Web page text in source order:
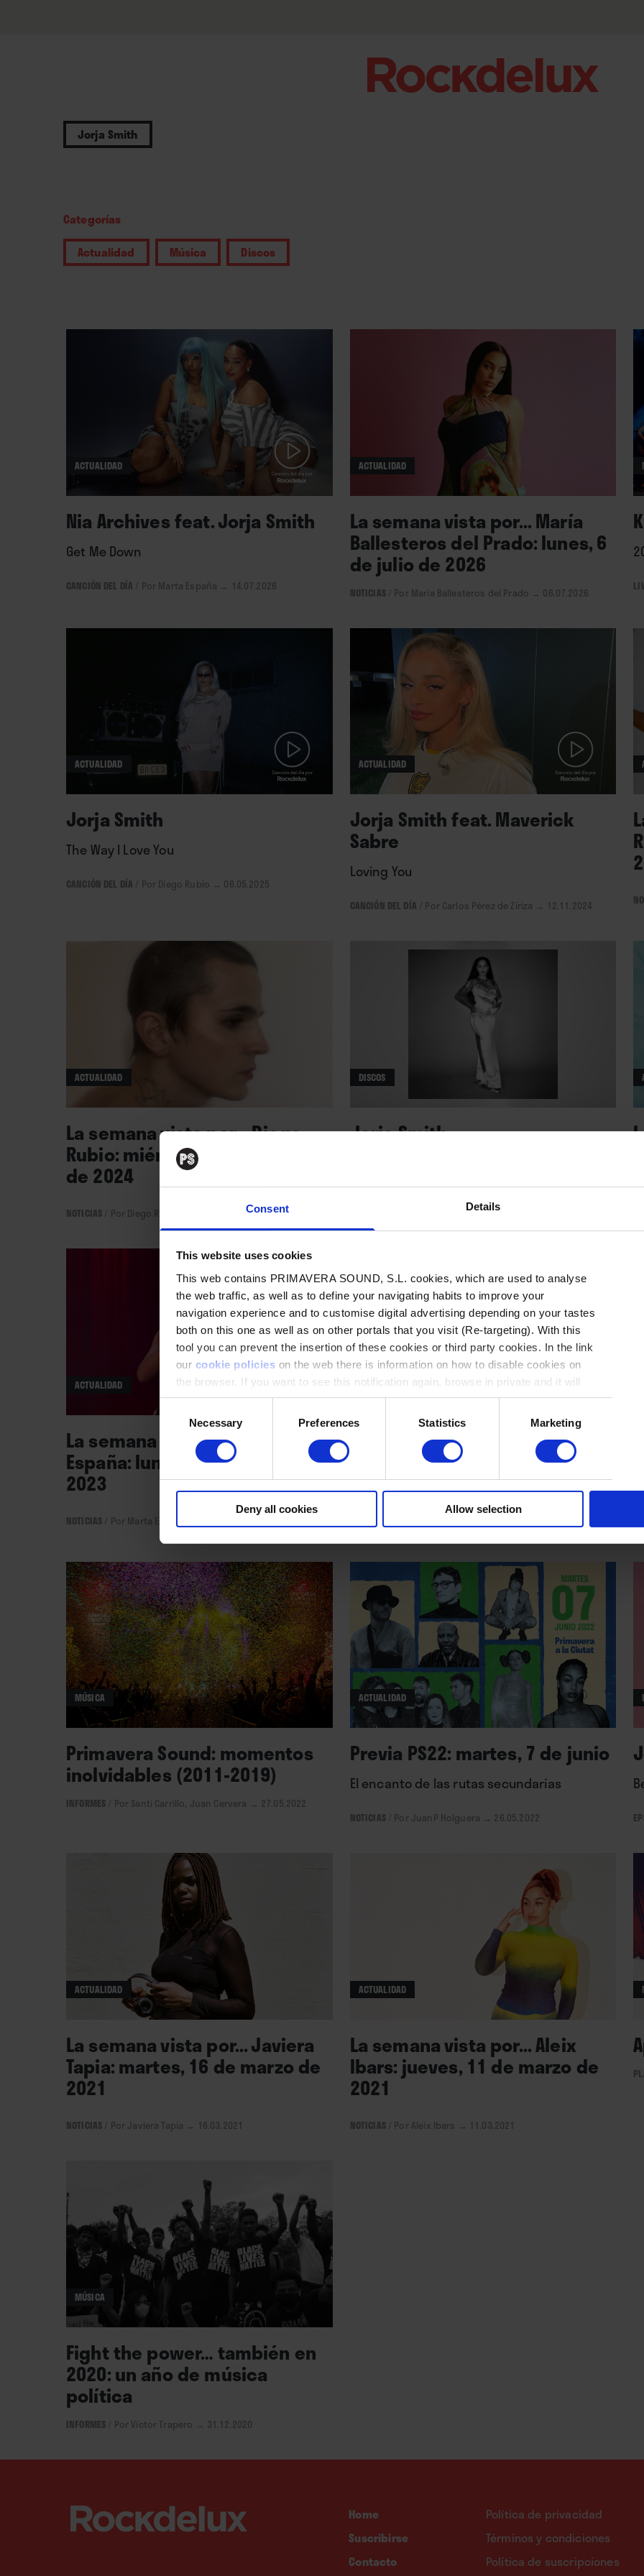
Consent Details
This website uses cookies
This web contains PRIMAVERA SOUND, S.L. cookies, which are used to analyse
the web traffic, as well as to define your navigating habits to improve your
navigation experience and to customise digital advertising depending on your tastes
both on this one as well as on other portals that you visit (Re-targeting). With this
tool you can prevent the insertion of these cookies or third party cookies. In the link
our cookie policies on the web there is information on how to disable cookies on
the browser. If you want to see this notification again, browse in private and it will
appear again
SelectionNecessary Preferences Statistics Marketing
Deny all cookies Allow selection
Jorja Smith
Categorías
Actualidad
Música Discos
ACTUALIDAD
Nia Archives feat. Jorja Smith
Get Me Down
CANCIÓN DEL DÍA / Por Marta España → 14.07.2026
ACTUALIDAD
La semana vista por... María
Ballesteros del Prado: lunes, 6
de julio de 2026
NOTICIAS / Por María Ballesteros del Prado → 06.07.2026
ACTUALIDAD
Jorja Smith
The Way I Love You
CANCIÓN DEL DÍA / Por Diego Rubio → 06.05.2025
ACTUALIDAD
Jorja Smith feat. Maverick
Sabre
Loving You
CANCIÓN DEL DÍA / Por Carlos Pérez de Ziriza → 12.11.2024
ACTUALIDAD
La semana vista por... Diego
Rubio: miércoles, 17 de julio
de 2024
NOTICIAS / Por Diego Rubio
DISCOS
Jorja Smith
ACTUALIDAD
La semana vista por... Marta
España: lunes, 15 de mayo de
2023
NOTICIAS / Por Marta España
ACTUALIDAD
La semana vista por... Xavier
Gaillard: viernes, 14 de abril de
2023
MÚSICA
Primavera Sound: momentos
inolvidables (2011-2019)
INFORMES / Por Santi Carrillo, Juan Cervera → 27.05.2022
ACTUALIDAD
Previa PS22: martes, 7 de junio
El encanto de las rutas secundarias
NOTICIAS / Por JuanP Holguera → 26.05.2022
ACTUALIDAD
La semana vista por... Javiera
Tapia: martes, 16 de marzo de
2021
NOTICIAS / Por Javiera Tapia → 16.03.2021
ACTUALIDAD
La semana vista por... Aleix
Ibars: jueves, 11 de marzo de
2021
NOTICIAS / Por Aleix Ibars → 11.03.2021
MÚSICA
Fight the power… también en
2020: un año de música
política
INFORMES / Por Víctor Trapero → 31.12.2020
Home
Suscribirse
Contacto
Política de privacidad
Términos y condiciones
Política de suscripciones